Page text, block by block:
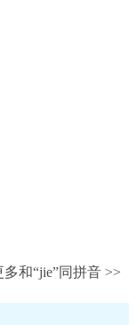
多和“jie”同拼音 >>